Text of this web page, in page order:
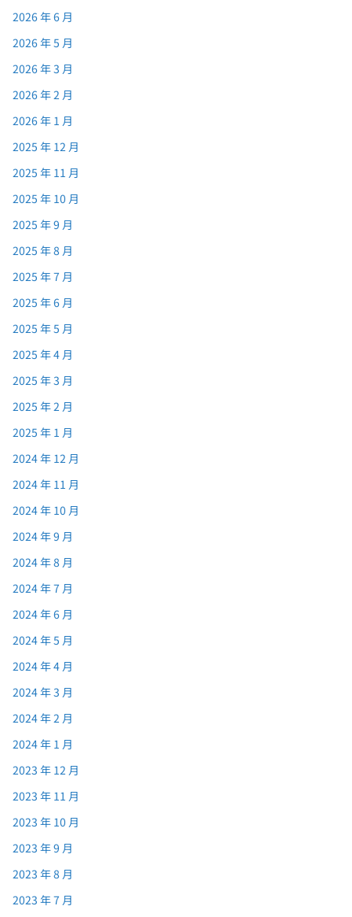
2026 年 6 月
2026 年 5 月
2026 年 3 月
2026 年 2 月
2026 年 1 月
2025 年 12 月
2025 年 11 月
2025 年 10 月
2025 年 9 月
2025 年 8 月
2025 年 7 月
2025 年 6 月
2025 年 5 月
2025 年 4 月
2025 年 3 月
2025 年 2 月
2025 年 1 月
2024 年 12 月
2024 年 11 月
2024 年 10 月
2024 年 9 月
2024 年 8 月
2024 年 7 月
2024 年 6 月
2024 年 5 月
2024 年 4 月
2024 年 3 月
2024 年 2 月
2024 年 1 月
2023 年 12 月
2023 年 11 月
2023 年 10 月
2023 年 9 月
2023 年 8 月
2023 年 7 月